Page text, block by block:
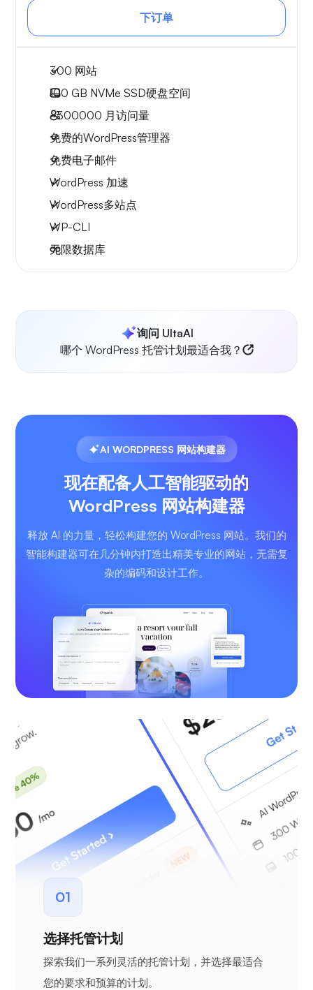
下订单
300 网站
100 GB NVMe SSD硬盘空间
~300000 月访问量
免费的WordPress管理器
免费电子邮件
WordPress 加速
WordPress多站点
WP-CLI
无限数据库
询问 UltaAI
哪个 WordPress 托管计划最适合我？
AI WORDPRESS 网站构建器
现在配备人工智能驱动的
WordPress 网站构建器
释放 AI 的力量，轻松构建您的 WordPress 网站。我们的
智能构建器可在几分钟内打造出精美专业的网站，无需复
杂的编码和设计工作。
01
选择托管计划
探索我们一系列灵活的托管计划，并选择最适合
您的要求和预算的计划。